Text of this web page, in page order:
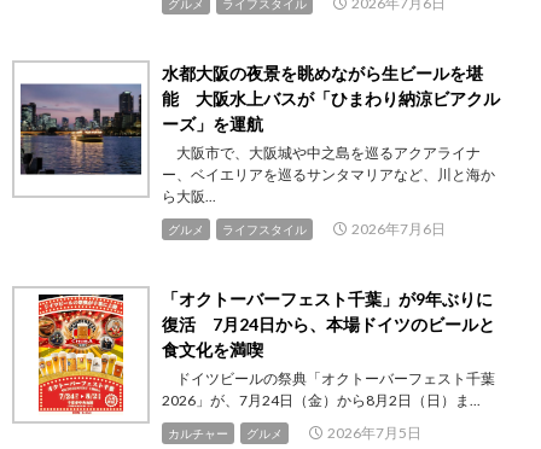
グルメ ライフスタイル
水都大阪の夜景を眺めながら生ビールを堪
能 大阪水上バスが「ひまわり納涼ビアクル
ーズ」を運航
大阪市で、大阪城や中之島を巡るアクアライナ
ー、ベイエリアを巡るサンタマリアなど、川と海か
ら大阪...
グルメ ライフスタイル 2026年7月6日
「オクトーバーフェスト千葉」が9年ぶりに
復活 7月24日から、本場ドイツのビールと
食文化を満喫
ドイツビールの祭典「オクトーバーフェスト千葉
2026」が、7月24日（金）から8月2日（日）ま...
カルチャー グルメ 2026年7月5日